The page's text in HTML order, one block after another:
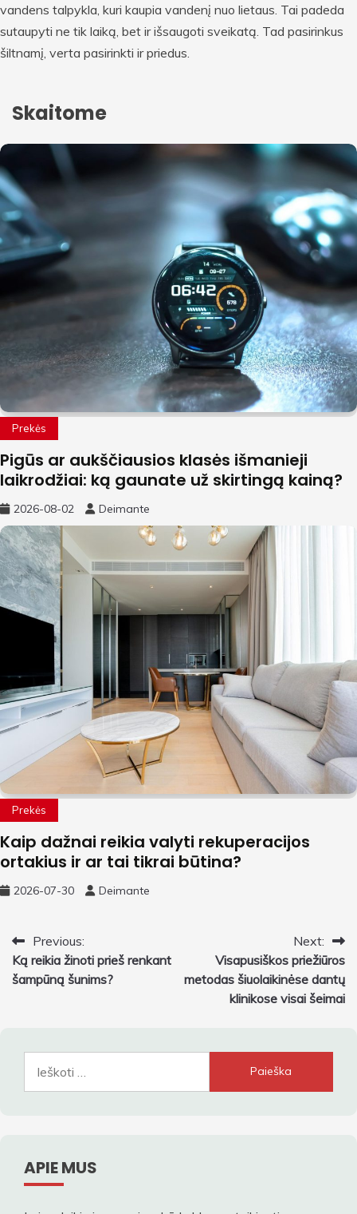
vandens talpykla, kuri kaupia vandenį nuo lietaus. Tai padeda
sutaupyti ne tik laiką, bet ir išsaugoti sveikatą. Tad pasirinkus
šiltnamį, verta pasirinkti ir priedus.
Skaitome
Prekės
Pigūs ar aukščiausios klasės išmanieji
laikrodžiai: ką gaunate už skirtingą kainą?
2026-08-02 Deimante
Prekės
Kaip dažnai reikia valyti rekuperacijos
ortakius ir ar tai tikrai būtina?
2026-07-30 Deimante
Navigacija
tarp
Previous:
Ką reikia žinoti prieš renkant
šampūną šunims?
Next:
Visapusiškos priežiūros
metodas šiuolaikinėse dantų
klinikose visai šeimai
APIE MUS